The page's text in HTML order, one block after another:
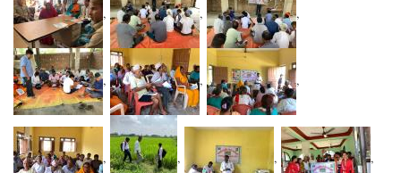
, , ,
, , ,
, , , ,